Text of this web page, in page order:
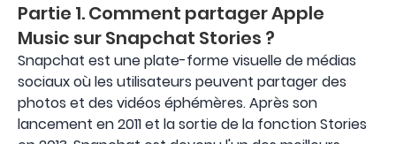
Partie 1. Comment partager Apple
Music sur Snapchat Stories ?
Snapchat est une plate-forme visuelle de médias
sociaux où les utilisateurs peuvent partager des
photos et des vidéos éphémères. Après son
lancement en 2011 et la sortie de la fonction Stories